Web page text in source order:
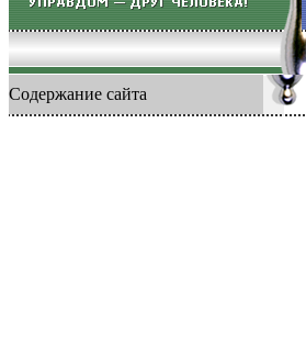
Содержание сайта